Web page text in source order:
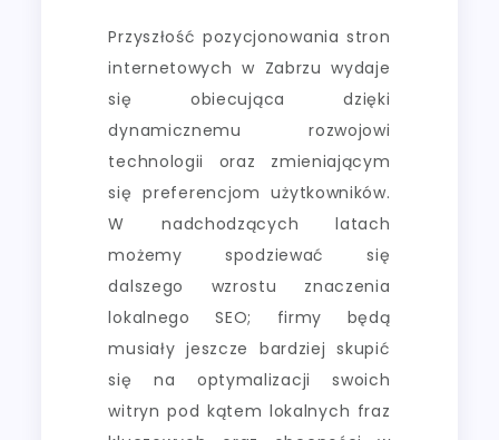
Przyszłość pozycjonowania stron
internetowych w Zabrzu wydaje
się obiecująca dzięki
dynamicznemu rozwojowi
technologii oraz zmieniającym
się preferencjom użytkowników.
W nadchodzących latach
możemy spodziewać się
dalszego wzrostu znaczenia
lokalnego SEO; firmy będą
musiały jeszcze bardziej skupić
się na optymalizacji swoich
witryn pod kątem lokalnych fraz